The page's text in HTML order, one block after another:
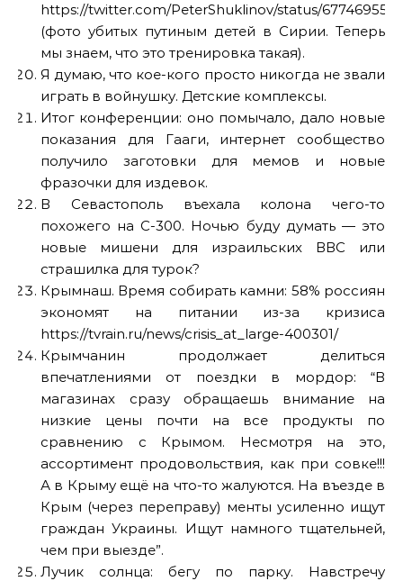
https://twitter.com/PeterShuklinov/status/
(фото убитых путиным детей в Сирии. Теперь
мы знаем, что это тренировка такая).
Я думаю, что кое-кого просто никогда не звали
играть в войнушку. Детские комплексы.
Итог конференции: оно помычало, дало новые
показания для Гааги, интернет сообщество
получило заготовки для мемов и новые
фразочки для издевок.
В Севастополь въехала колона чего-то
похожего на С-300. Ночью буду думать — это
новые мишени для израильских ВВС или
страшилка для турок?
Крымнаш. Время собирать камни: 58% россиян
экономят на питании из-за кризиса
https://tvrain.ru/news/crisis_at_large-400301/
Крымчанин продолжает делиться
впечатлениями от поездки в мордор: “В
магазинах сразу обращаешь внимание на
низкие цены почти на все продукты по
сравнению с Крымом. Несмотря на это,
ассортимент продовольствия, как при совке!!!
А в Крыму ещё на что-то жалуются. На въезде в
Крым (через переправу) менты усиленно ищут
граждан Украины. Ищут намного тщательней,
чем при выезде”.
Лучик солнца: бегу по парку. Навстречу